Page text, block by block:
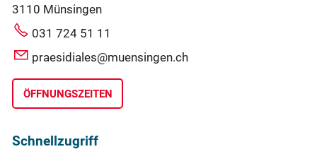
3110 Münsingen
031 724 51 11
praesidiales@muensingen.ch
ÖFFNUNGSZEITEN
Schnellzugriff